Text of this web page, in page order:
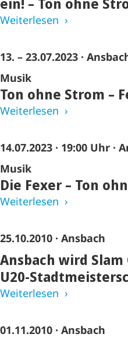
Weiterlesen
13. – 23.07.2023 ·
Musik
Ton ohne Strom –
Weiterlesen
14.07.2023 · 19:00 Uhr ·
Musik
Die Fexer – Ton
Weiterlesen
25.10.2010 · Ansbach
Ansbach wird Slam
U20-
Weiterlesen
01.11.2010 · Ansbach